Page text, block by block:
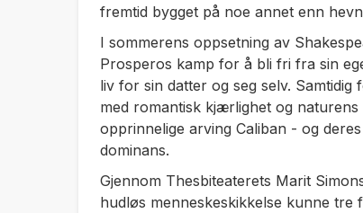
fremtid bygget på noe annet enn
I sommerens oppsetning av
Prosperos kamp for å bli fri fra sin
liv for sin datter og seg selv.
med romantisk kjærlighet og
opprinnelige arving Caliban - og
dominans.
Gjennom Thesbiteaterets Marit
hudløs menneskeskikkelse kunne